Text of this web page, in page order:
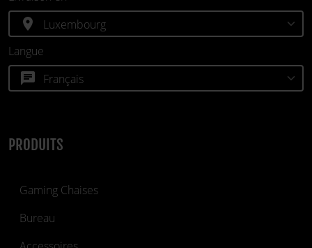
PRODUITS
Gaming Chaises
Bureau
location_on
Langue
chat